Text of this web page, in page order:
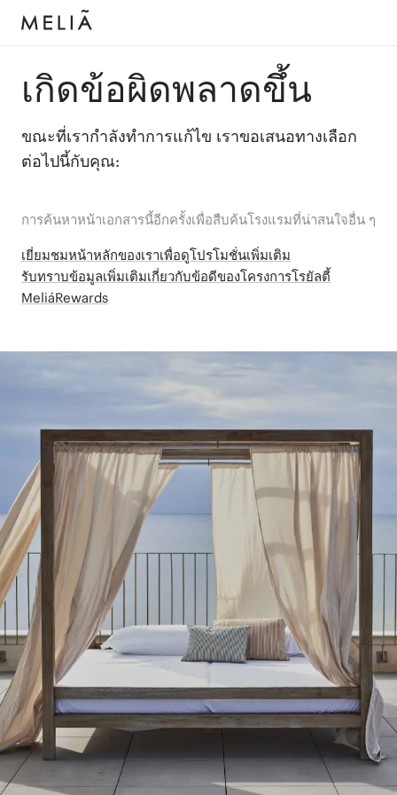
เกิดข้อผิดพลาดขึ้น
ขณะที่เรากำลังทำการแก้ไข เราขอเสนอทางเลือก
ต่อไปนี้กับคุณ:
การค้นหาหน้าเอกสารนี้อีกครั้งเพื่อสืบค้นโรงแรมที่น่าสนใจอื่น ๆ
เยี่ยมชมหน้าหลักของเราเพื่อดูโปรโมชั่นเพิ่มเติม
รับทราบข้อมูลเพิ่มเติมเกี่ยวกับข้อดีของโครงการโรยัลตี้
MeliáRewards